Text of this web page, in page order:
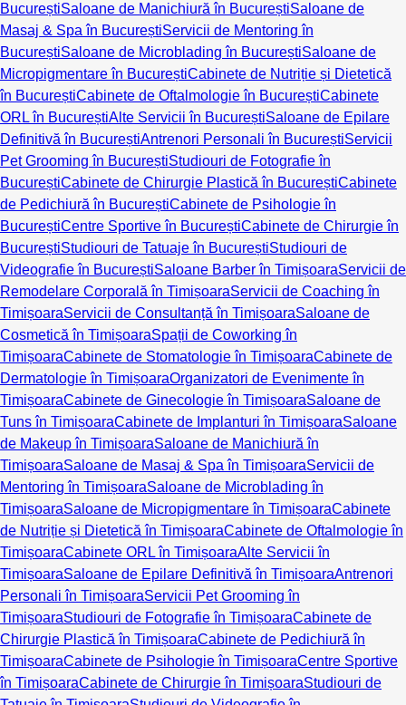
BucureștiSaloane de Manichiură în BucureștiSaloane de
Masaj & Spa în BucureștiServicii de Mentoring în
BucureștiSaloane de Microblading în BucureștiSaloane de
Micropigmentare în BucureștiCabinete de Nutriție și Dietetică
în BucureștiCabinete de Oftalmologie în BucureștiCabinete
ORL în BucureștiAlte Servicii în BucureștiSaloane de Epilare
Definitivă în BucureștiAntrenori Personali în BucureștiServicii
Pet Grooming în BucureștiStudiouri de Fotografie în
BucureștiCabinete de Chirurgie Plastică în BucureștiCabinete
de Pedichiură în BucureștiCabinete de Psihologie în
BucureștiCentre Sportive în BucureștiCabinete de Chirurgie în
BucureștiStudiouri de Tatuaje în BucureștiStudiouri de
Videografie în BucureștiSaloane Barber în TimișoaraServicii de
Remodelare Corporală în TimișoaraServicii de Coaching în
TimișoaraServicii de Consultanță în TimișoaraSaloane de
Cosmetică în TimișoaraSpații de Coworking în
TimișoaraCabinete de Stomatologie în TimișoaraCabinete de
Dermatologie în TimișoaraOrganizatori de Evenimente în
TimișoaraCabinete de Ginecologie în TimișoaraSaloane de
Tuns în TimișoaraCabinete de Implanturi în TimișoaraSaloane
de Makeup în TimișoaraSaloane de Manichiură în
TimișoaraSaloane de Masaj & Spa în TimișoaraServicii de
Mentoring în TimișoaraSaloane de Microblading în
TimișoaraSaloane de Micropigmentare în TimișoaraCabinete
de Nutriție și Dietetică în TimișoaraCabinete de Oftalmologie în
TimișoaraCabinete ORL în TimișoaraAlte Servicii în
TimișoaraSaloane de Epilare Definitivă în TimișoaraAntrenori
Personali în TimișoaraServicii Pet Grooming în
TimișoaraStudiouri de Fotografie în TimișoaraCabinete de
Chirurgie Plastică în TimișoaraCabinete de Pedichiură în
TimișoaraCabinete de Psihologie în TimișoaraCentre Sportive
în TimișoaraCabinete de Chirurgie în TimișoaraStudiouri de